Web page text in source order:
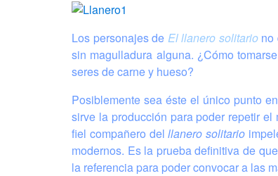
Los personajes de El llanero solitariono
sin magulladura alguna. ¿Cómo
seres de carne y hueso?
Posiblemente sea éste el único punto
sirve la producción para poder repetir
fiel compañero del llanero solitario
modernos. Es la prueba definitiva de
la referencia para poder convocar a las